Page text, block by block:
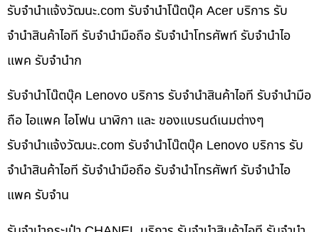
รับจํานําแจ้งวัฒนะ.com รับจำนำโน๊ตบุ๊ค Acer บริการ รับ
จำนำสินค้าไอที รับจำนำมือถือ รับจำนำโทรศัพท์ รับจำนำไอ
แพค รับจำนำก
รับจำนำโน๊ตบุ๊ค Lenovo บริการ รับจำนำสินค้าไอที รับจำนำมือ
ถือ ไอแพค ไอโฟน นาฬิกา และ ของแบรนด์เนมต่างๆ
รับจํานําแจ้งวัฒนะ.com รับจำนำโน๊ตบุ๊ค Lenovo บริการ รับ
จำนำสินค้าไอที รับจำนำมือถือ รับจำนำโทรศัพท์ รับจำนำไอ
แพค รับจำน